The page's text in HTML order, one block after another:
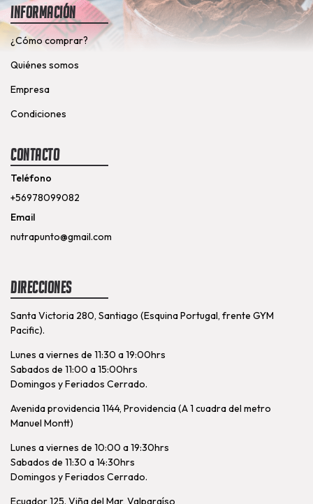
Información
¿Cómo comprar?
Quiénes somos
Empresa
Condiciones
Contacto
Teléfono
+56978099082
Email
nutrapunto@gmail.com
Direcciones
Santa Victoria 280, Santiago (Esquina Portugal, frente GYM
Pacific).
Lunes a viernes de 11:30 a 19:00hrs
Sabados de 11:00 a 15:00hrs
Domingos y Feriados Cerrado.
Avenida providencia 1144, Providencia (A 1 cuadra del metro
Manuel Montt)
Lunes a viernes de 10:00 a 19:30hrs
Sabados de 11:30 a 14:30hrs
Domingos y Feriados Cerrado.
Ecuador 125. Viña del Mar, Valparaíso